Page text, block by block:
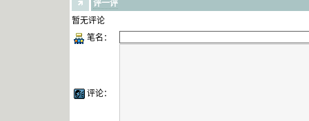
评一评
暂无评论
笔名：
评论：